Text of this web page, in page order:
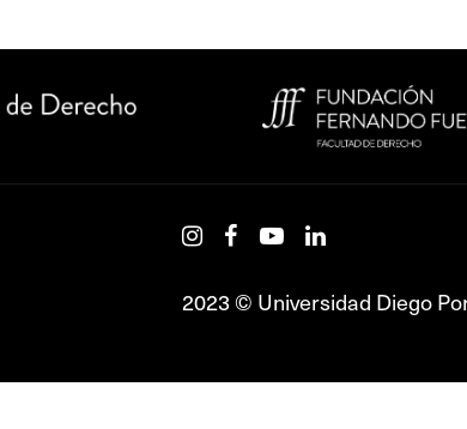
2023 © Universidad Diego